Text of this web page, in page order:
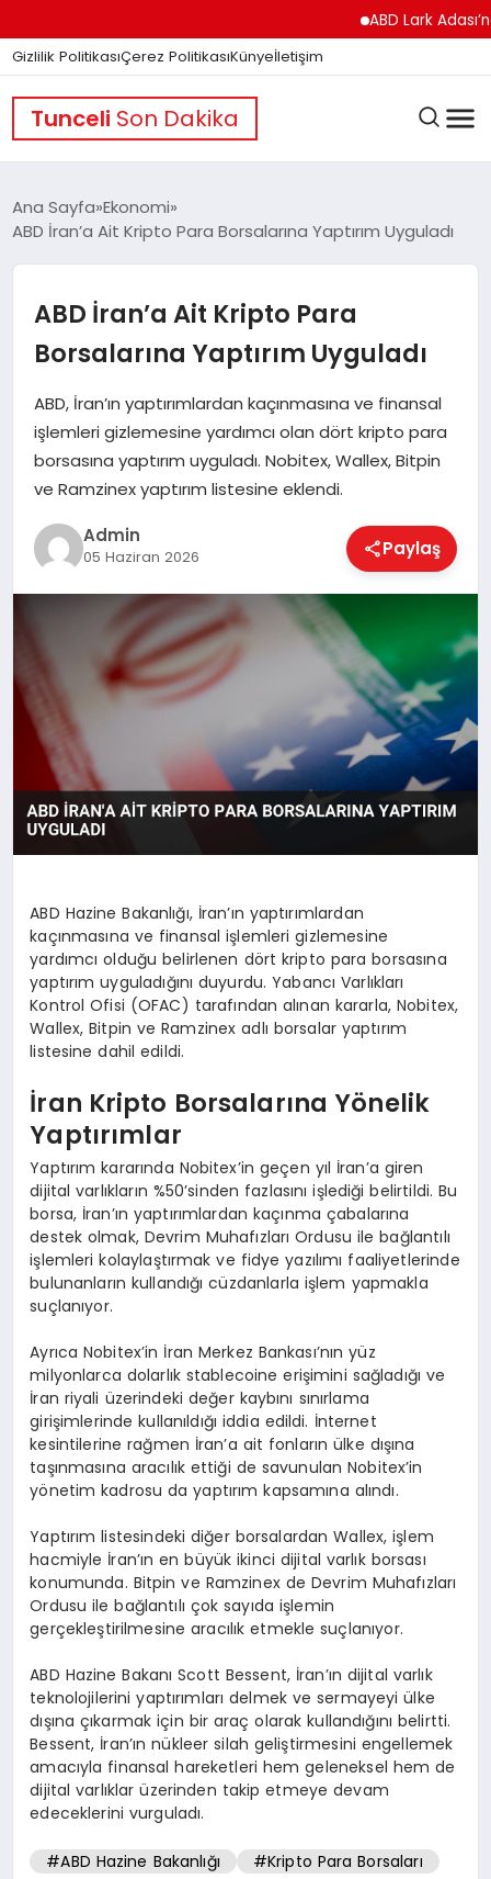
ABD Lark Adası’na
Gizlilik PolitikasıÇerez PolitikasıKünyeİletişim
Tunceli Son Dakika
GÜNDEM
DÜNYA
EĞITIM
SPOR
TEKNOLOJI
Ana Sayfa Ekonomi
ABD İran’a Ait Kripto Para Borsalarına Yaptırım Uyguladı
ABD İran’a Ait Kripto Para
Borsalarına Yaptırım Uyguladı
ABD, İran’ın yaptırımlardan kaçınmasına ve finansal
işlemleri gizlemesine yardımcı olan dört kripto para
borsasına yaptırım uyguladı. Nobitex, Wallex, Bitpin
ve Ramzinex yaptırım listesine eklendi.
Admin
05 Haziran 2026 Paylaş
ABD Hazine Bakanlığı, İran’ın yaptırımlardan
kaçınmasına ve finansal işlemleri gizlemesine
yardımcı olduğu belirlenen dört kripto para borsasına
yaptırım uyguladığını duyurdu. Yabancı Varlıkları
Kontrol Ofisi (OFAC) tarafından alınan kararla, Nobitex,
Wallex, Bitpin ve Ramzinex adlı borsalar yaptırım
listesine dahil edildi.
İran Kripto Borsalarına Yönelik
Yaptırımlar
Yaptırım kararında Nobitex’in geçen yıl İran’a giren
dijital varlıkların %50’sinden fazlasını işlediği belirtildi. Bu
borsa, İran’ın yaptırımlardan kaçınma çabalarına
destek olmak, Devrim Muhafızları Ordusu ile bağlantılı
işlemleri kolaylaştırmak ve fidye yazılımı faaliyetlerinde
bulunanların kullandığı cüzdanlarla işlem yapmakla
suçlanıyor.
Ayrıca Nobitex’in İran Merkez Bankası’nın yüz
milyonlarca dolarlık stablecoine erişimini sağladığı ve
İran riyali üzerindeki değer kaybını sınırlama
girişimlerinde kullanıldığı iddia edildi. İnternet
kesintilerine rağmen İran’a ait fonların ülke dışına
taşınmasına aracılık ettiği de savunulan Nobitex’in
yönetim kadrosu da yaptırım kapsamına alındı.
Yaptırım listesindeki diğer borsalardan Wallex, işlem
hacmiyle İran’ın en büyük ikinci dijital varlık borsası
konumunda. Bitpin ve Ramzinex de Devrim Muhafızları
Ordusu ile bağlantılı çok sayıda işlemin
gerçekleştirilmesine aracılık etmekle suçlanıyor.
ABD Hazine Bakanı Scott Bessent, İran’ın dijital varlık
teknolojilerini yaptırımları delmek ve sermayeyi ülke
dışına çıkarmak için bir araç olarak kullandığını belirtti.
Bessent, İran’ın nükleer silah geliştirmesini engellemek
amacıyla finansal hareketleri hem geleneksel hem de
dijital varlıklar üzerinden takip etmeye devam
edeceklerini vurguladı.
#ABD Hazine Bakanlığı #Kripto Para Borsaları